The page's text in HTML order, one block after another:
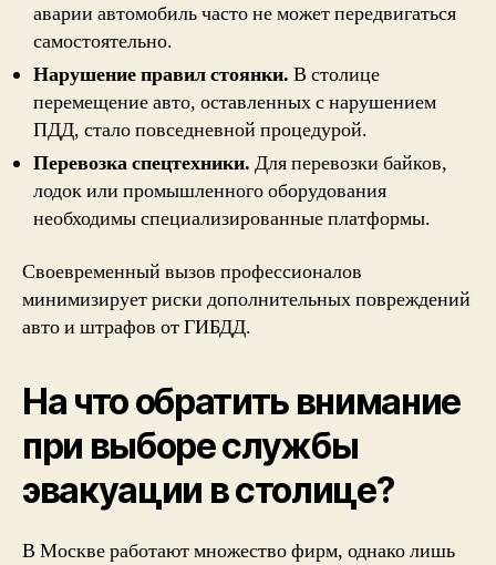
аварии автомобиль часто не может передвигаться
самостоятельно.
Нарушение правил стоянки. В столице
перемещение авто, оставленных с нарушением
ПДД, стало повседневной процедурой.
Перевозка спецтехники. Для перевозки байков,
лодок или промышленного оборудования
необходимы специализированные платформы.
Своевременный вызов профессионалов
минимизирует риски дополнительных повреждений
авто и штрафов от ГИБДД.
На что обратить внимание
при выборе службы
эвакуации в столице?
В Москве работают множество фирм, однако лишь